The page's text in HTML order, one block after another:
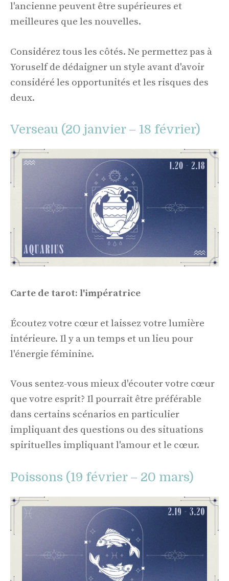
l'ancienne peuvent être supérieures et
meilleures que les nouvelles.
Considérez tous les côtés. Ne permettez pas à
Yoruself de dédaigner un style avant d'avoir
considéré les opportunités et les risques des
deux.
Verseau (20 janvier – 18 février)
Carte de tarot: l'impératrice
Écoutez votre cœur et laissez votre lumière
intérieure. Il y a un temps et un lieu pour
l'énergie féminine.
Vous sentez-vous mieux d'écouter votre cœur
que votre esprit? Il pourrait être préférable
dans certains scénarios en particulier
impliquant des questions ou des situations
spirituelles impliquant l'amour et le cœur.
Poissons (19 février – 20 mars)